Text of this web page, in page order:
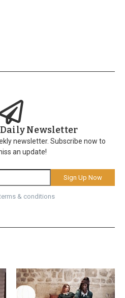
Newsletter
newsletter. Subscribe now to
an update!
& conditions